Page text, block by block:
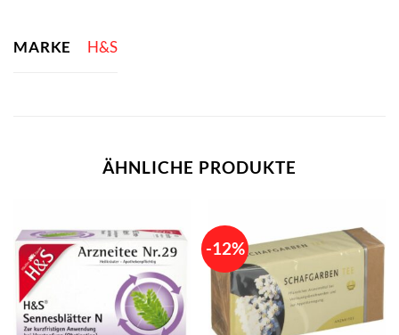
MARKE H&S
ÄHNLICHE PRODUKTE
-12%